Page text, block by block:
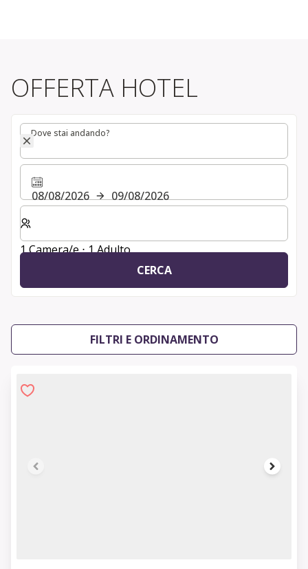
OFFERTA HOTEL
Dove stai andando?
Dove stai andando?
08/08/2026
09/08/2026
Selezionare il numero di camere e di ospiti per il
1 Camera/e ⋅ 1 Adulto
CERCA
FILTRI E ORDINAMENTO